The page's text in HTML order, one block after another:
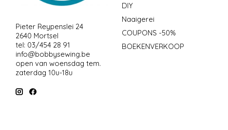
Pieter Reypenslei 24
2640 Mortsel
tel: 03/454 28 91
info@bobbysewing.be
open van woensdag tem.
zaterdag 10u-18u
DIY
Naaigerei
COUPONS -50%
BOEKENVERKOOP